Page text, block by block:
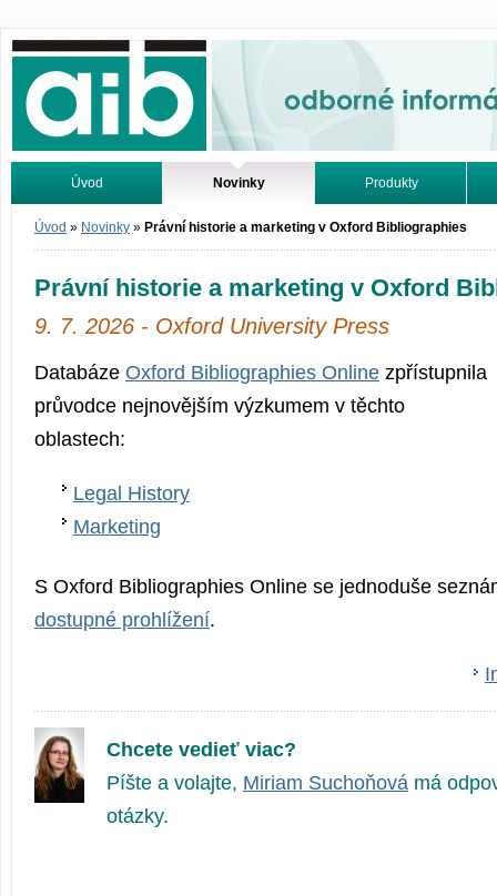
Odborné informácie. Online.
Úvod Novinky Produkty
Vyhľadávanie Tutoriály
Úvod » Novinky » Právní historie a marketing v Oxford Bibliographies
Právní historie a marketing v Oxford
9. 7. 2026 - Oxford University Press
Databáze Oxford Bibliographies Online zpřístupnila
průvodce nejnovějším výzkumem v těchto
oblastech:
Legal History
Marketing
S Oxford Bibliographies Online se jednoduše
dostupné prohlížení.
Chcete vedieť viac?
Píšte a volajte, Miriam Suchoňová má
otázky.